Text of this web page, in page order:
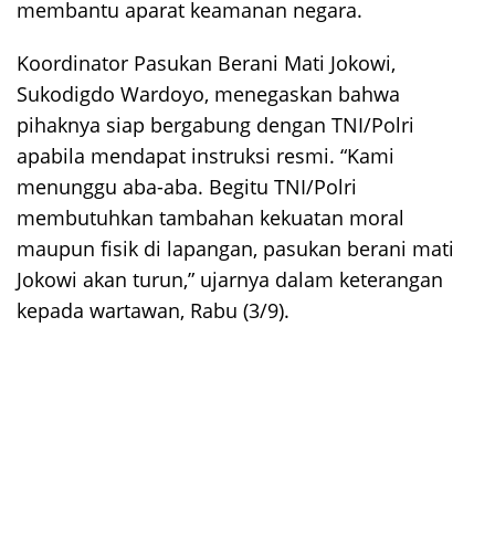
membantu aparat keamanan negara.
Koordinator Pasukan Berani Mati Jokowi,
Sukodigdo Wardoyo, menegaskan bahwa
pihaknya siap bergabung dengan TNI/Polri
apabila mendapat instruksi resmi. “Kami
menunggu aba-aba. Begitu TNI/Polri
membutuhkan tambahan kekuatan moral
maupun fisik di lapangan, pasukan berani mati
Jokowi akan turun,” ujarnya dalam keterangan
kepada wartawan, Rabu (3/9).